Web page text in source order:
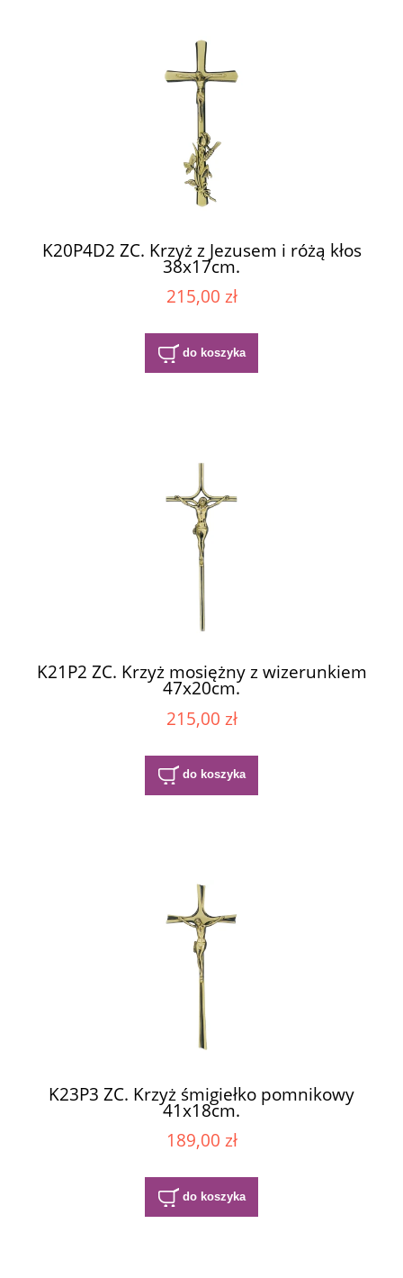
K20P4D2 ZC. Krzyż z Jezusem i różą kłos
38x17cm.
215,00 zł
do koszyka
K21P2 ZC. Krzyż mosiężny z wizerunkiem
47x20cm.
215,00 zł
do koszyka
K23P3 ZC. Krzyż śmigiełko pomnikowy
41x18cm.
189,00 zł
do koszyka